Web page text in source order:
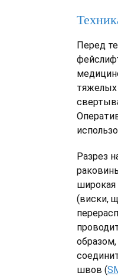
Перед
тяжелых
Разрез
широкая
(виски,
швов (